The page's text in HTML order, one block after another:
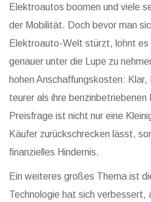
Elektroautos boomen und viele
der Mobilität. Doch bevor man
Elektroauto-Welt stürzt, lohnt es
genauer unter die Lupe zu
hohen Anschaffungskosten:
teurer als ihre
Preisfrage ist nicht nur eine
Käufer zurückschrecken lässt,
finanzielles Hindernis.
Ein weiteres großes Thema ist
Technologie hat sich verbessert,